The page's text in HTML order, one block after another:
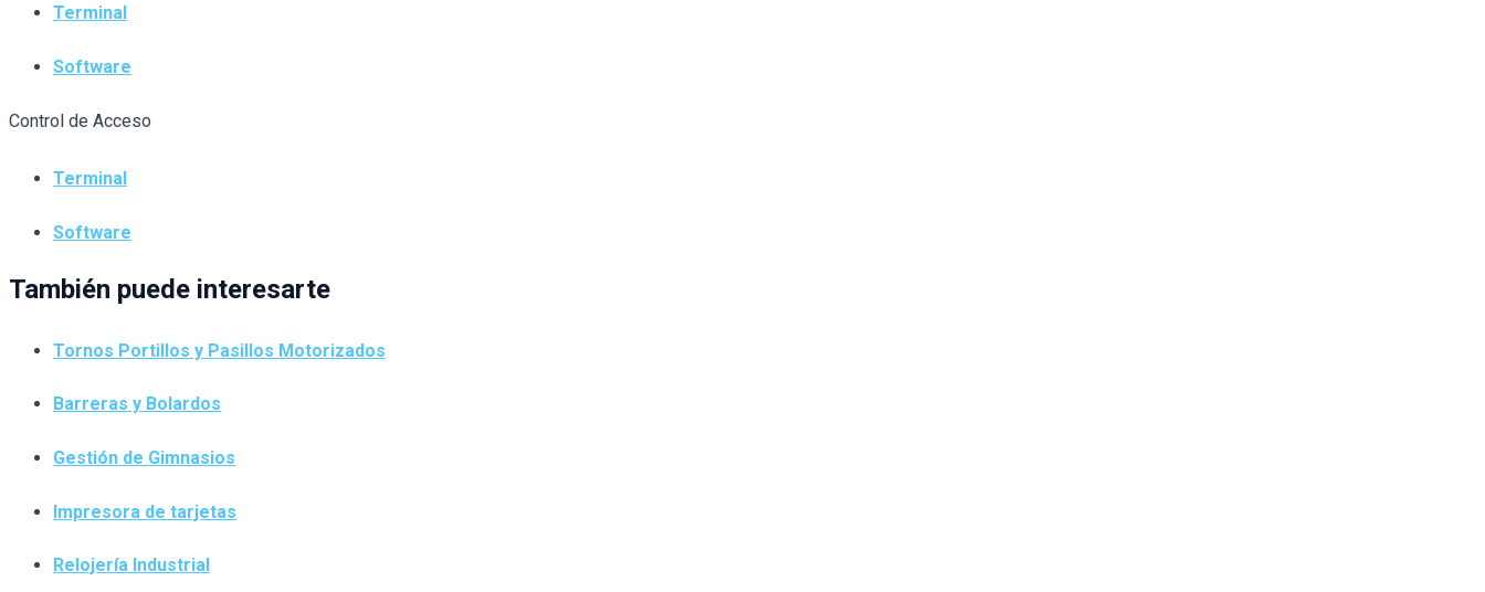
Terminal
Software
Control de Acceso
Terminal
Software
También puede interesarte
Tornos Portillos y Pasillos Motorizados
Barreras y Bolardos
Gestión de Gimnasios
Impresora de tarjetas
Relojería Industrial